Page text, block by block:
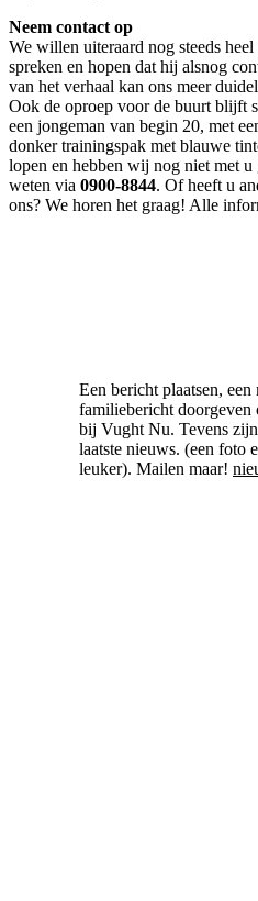
Neem contact op
We willen uiteraard nog steeds
spreken en hopen dat hij alsnog
van het verhaal kan ons meer
Ook de oproep voor de buurt blijft
een jongeman van begin 20, met
donker trainingspak met blauwe
lopen en hebben wij nog niet met u
weten via 0900-8844. Of heeft u
ons? We horen het graag! Alle
Een bericht plaatsen, een
familiebericht doorgeven
bij Vught Nu. Tevens
laatste nieuws. (een foto
leuker). Mailen maar!